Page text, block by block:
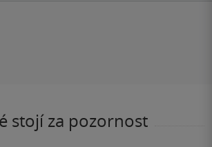
stojí za pozornost